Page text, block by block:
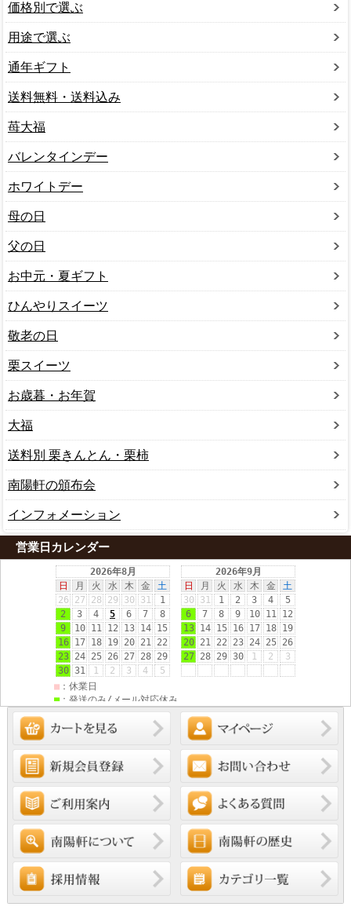
価格別で選ぶ
用途で選ぶ
通年ギフト
送料無料・送料込み
苺大福
バレンタインデー
ホワイトデー
母の日
父の日
お中元・夏ギフト
ひんやりスイーツ
敬老の日
栗スイーツ
お歳暮・お年賀
大福
送料別 栗きんとん・栗柿
南陽軒の頒布会
インフォメーション
営業日カレンダー